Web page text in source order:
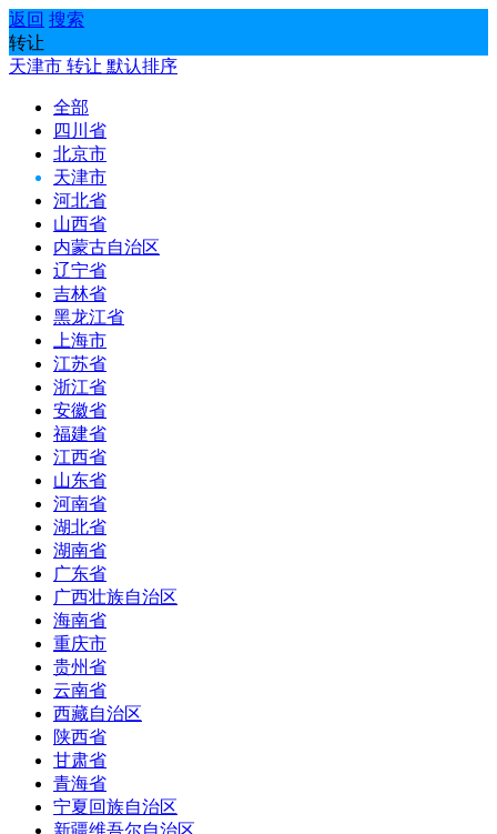
返回 搜索
转让
天津市 转让 默认排序
全部
四川省
北京市
天津市
河北省
山西省
内蒙古自治区
辽宁省
吉林省
黑龙江省
上海市
江苏省
浙江省
安徽省
福建省
江西省
山东省
河南省
湖北省
湖南省
广东省
广西壮族自治区
海南省
重庆市
贵州省
云南省
西藏自治区
陕西省
甘肃省
青海省
宁夏回族自治区
新疆维吾尔自治区